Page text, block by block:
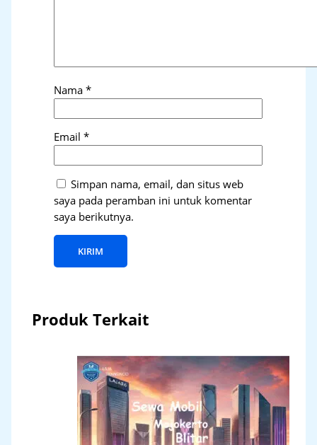
Nama*
Email*
Simpan nama, email, dan situs web
saya pada peramban ini untuk komentar
saya berikutnya.
Produk Terkait